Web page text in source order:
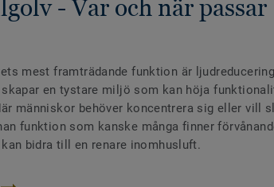
- Var och när passar
mest framträdande funktion är
en tystare miljö som kan höja
människor behöver koncentrera sig eller vill
funktion som kanske många finner
bidra till en renare inomhusluft.